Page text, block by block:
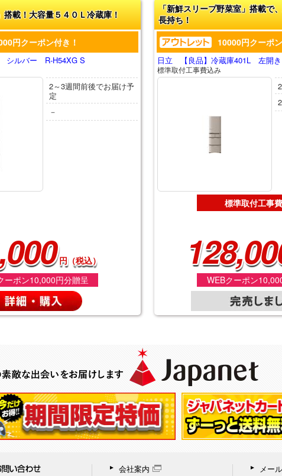
搭載！大容量５４０Ｌ冷蔵庫！
円クーポン付き！
ルバー R-H54XG S
2～3週間前後でお届け予
定
－
円（税込）
ーポン10,000円分贈呈
「新鮮スリープ野菜室」搭載で
長持ち！
10000円クーポ
日立 【良品】冷蔵庫401L 左開
標準取付工事費込み
標準取付工事
WEBクーポン
会社案内
メー